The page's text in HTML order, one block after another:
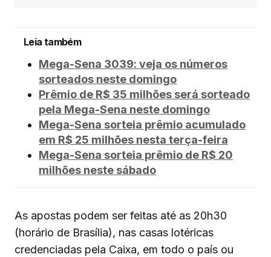
Leia também
Mega-Sena 3039: veja os números
sorteados neste domingo
Prêmio de R$ 35 milhões será sorteado
pela Mega-Sena neste domingo
Mega-Sena sorteia prêmio acumulado
em R$ 25 milhões nesta terça-feira
Mega-Sena sorteia prêmio de R$ 20
milhões neste sábado
As apostas podem ser feitas até as 20h30
(horário de Brasília), nas casas lotéricas
credenciadas pela Caixa, em todo o país ou